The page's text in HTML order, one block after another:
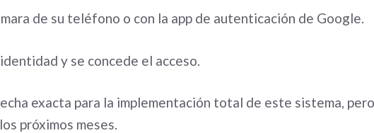
de su teléfono o con la app de autenticación de Google.
y se concede el acceso.
exacta para la implementación total de este sistema, pero
próximos meses.